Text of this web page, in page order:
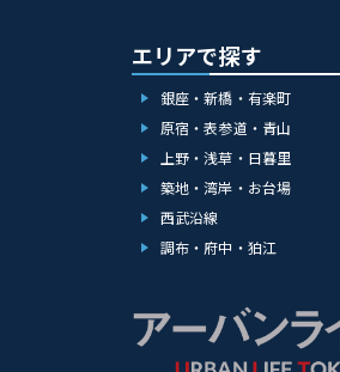
エリアで探す
銀座・新橋・有楽町
原宿・表参道・青山
上野・浅草・日暮里
築地・湾岸・お台場
西武沿線
調布・府中・狛江